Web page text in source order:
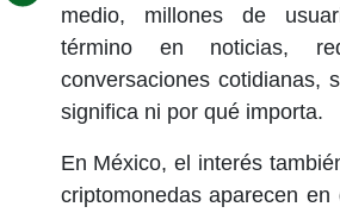
medio, millones de
término en noticias,
conversaciones cotidianas,
significa ni por qué importa.
En México, el interés
criptomonedas aparecen en